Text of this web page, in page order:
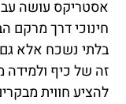
אסטריקס עושה
חינוכי דרך מרקם
בלתי נשכח אלא גם
זה של כיף
להציע חווית